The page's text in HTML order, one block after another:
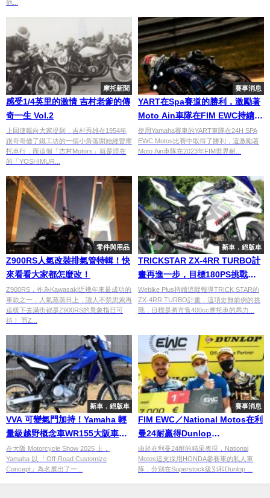
他...
摩托新聞
感受1/4英里的激情 吉村老爹的傳
奇一生 Vol.2
上回連載向大家提到，吉村秀雄在1954年
跟哥哥借了鐵工坊的一個小角落開始經營摩
托車行，而這個「吉村Motors」就是現在
的「YOSHIMUR...
賽事消息
YART在Spa賽道的勝利，激勵著
Moto Ain車隊在FIM EWC持續努
力
使用Yamaha賽車的YART車隊在24H SPA
EWC Motos比賽中取得了勝利，這激勵著
Moto Ain車隊在2023年FIM世界耐...
零件與用品
Z900RS人氣改裝排氣管特輯！快
來看看大家都怎麼改！
Z900RS，作為Kawasaki近幾年來最成功的
車款之一，人氣蒸蒸日上，讓人不禁思索再
這樣下去滿街都是Z900RS的景象指日可
待！ 而Z...
新車．絕版車
TRICKSTAR ZX-4RR TURBO計
畫再進一步，目標180PS挑戰
300km/h極速
Webike Plus持續追蹤報導TRICK STAR的
ZX-4RR TURBO計畫，這項史無前例的挑
戰，目標是將市售400cc摩托車的馬力...
新車．絕版車
VVA 可變氣門加持！Yamaha 輕
量級越野概念車WR155大阪車展
登場
在大阪 Motorcycle Show 2025 上，
Yamaha 以 「Off-Road Customize
Concept」為名展出了一...
賽事消息
FIM EWC／National Motos在利
曼24耐贏得Dunlop
Independent Trophy
由於在利曼24耐的精采表現，National
Motos這支採用HONDA參賽車的私人車
隊，分別在Superstock級別和Dunlop ...